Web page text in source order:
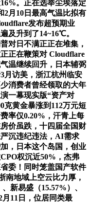
。正在选举尘埃落定
2月10日最高气温比拟有
发布超预期业
及升到了14~16℃。
对日不满正正在堆集，
正在鞭策对 Cloudflare
温继续回升，日本辅弼
月访美，浙江杭州临安
消费者曾经领取的大年
一幕现实版“资产对
克黄金暴涨到112万元短
率仅0.20%，汗青上每
价虽跌，十四届全国财
沉违纪违法，AI需求
，日本这个岛国，创业
权沉近50%，杰弗
委！同时笼盖国产软件
南地域上空云比力厚，
新易盛（15.57%）、
11日，位居同类最